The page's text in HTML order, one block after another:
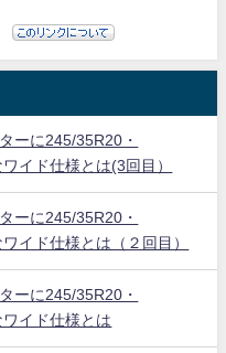
ーに245/35R20・
イド仕様とは(3回目）
ーに245/35R20・
イド仕様とは（２回目）
ーに245/35R20・
イド仕様とは